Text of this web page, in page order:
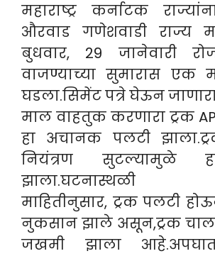
महाराष्ट्र कर्नाटक
औरवाड गणेशवाडी राज्य
बुधवार, 29 जानेवारी
वाजण्याच्या सुमारास एक
घडला.सिमेंट पत्रे घेऊन
माल वाहतुक करणारा ट्रक AP
हा अचानक पलटी
नियंत्रण सुटल्यामुळे
झाला.घटनास्थळी
माहितीनुसार, ट्रक पलटी
नुकसान झाले असून,ट्रक
जखमी झाला